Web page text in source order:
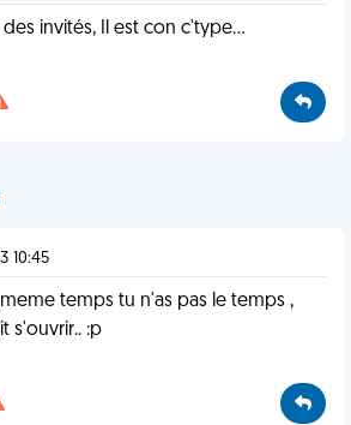
des invités, Il est con c'type...
10:45
temps tu n'as pas le temps ,
s'ouvrir.. :p